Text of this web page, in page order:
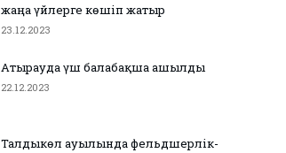
жаңа үйлерге көшіп жатыр
23.12.2023
Атырауда үш балабақша ашылды
22.12.2023
Талдыкөл ауылында фельдшерлік-